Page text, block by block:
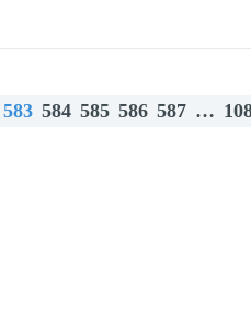
583 584 585 586 587 …